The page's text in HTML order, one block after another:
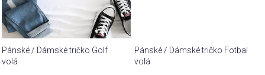
Pánské / Dámské tričko Golf
volá
Pánské / Dámské tričko Fotbal
volá